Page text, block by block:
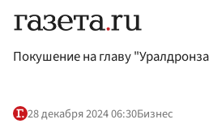
Покушение на главу
28 декабря 2024 06:30Бизнес